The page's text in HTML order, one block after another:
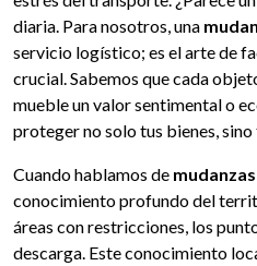
diaria. Para nosotros, una
servicio logístico; es el arte de
crucial. Sabemos que cada
mueble un valor sentimental o
proteger no solo tus bienes,
Cuando hablamos de
conocimiento profundo del
áreas con restricciones, los
descarga. Este conocimiento